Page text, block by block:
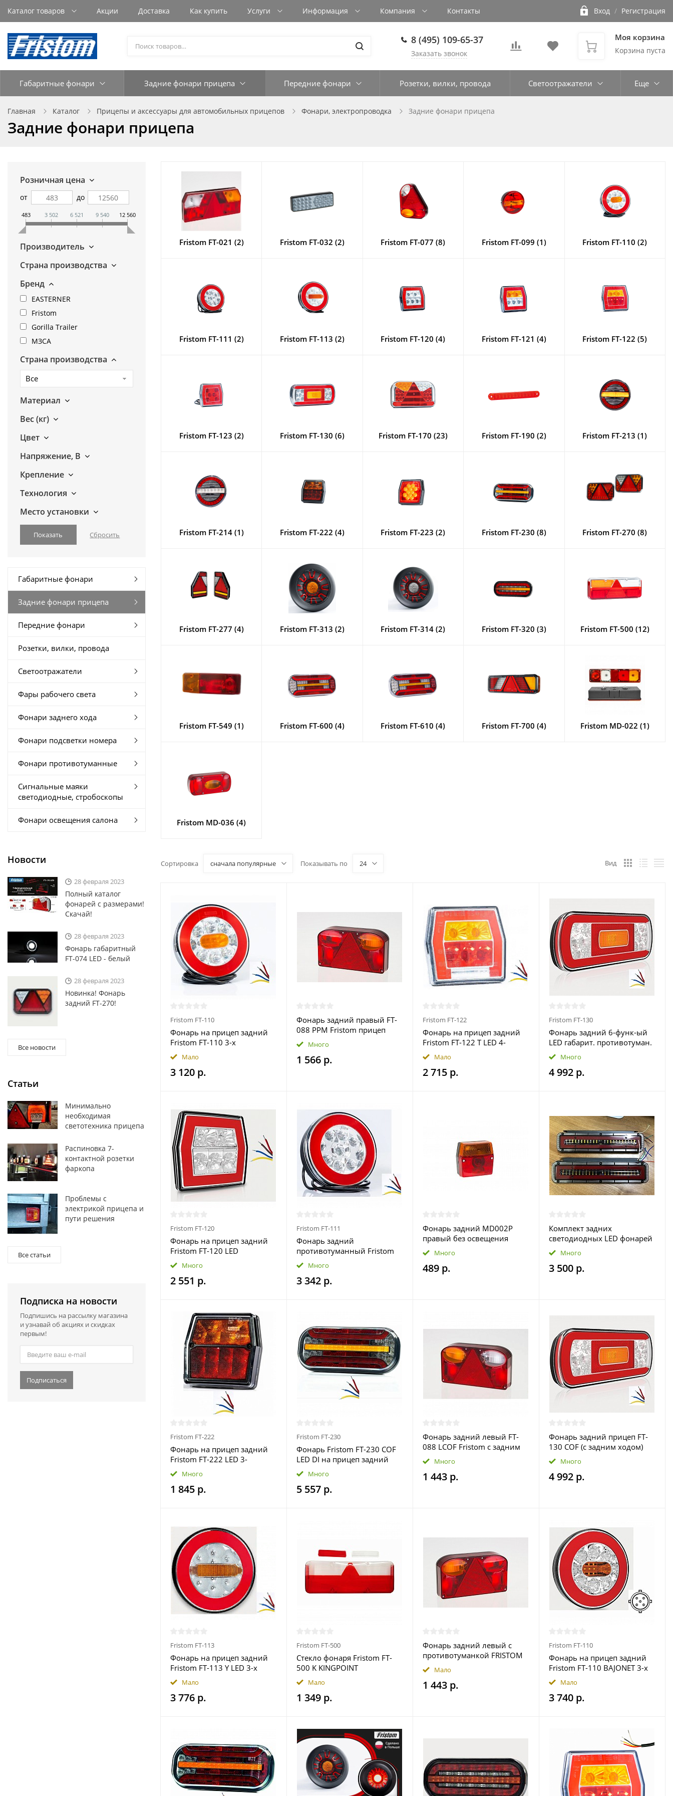
Каталог товаров Акции Доставка Как купить Услуги Информация Компания Контакты Вход / Регистрация
8 (495) 109-65-37
Заказать звонок
Моя корзина
Корзина пуста
Габаритные фонари Задние фонари прицепа Передние фонари Розетки, вилки, провода Светоотражатели Еще
Главная Каталог Прицепы и аксессуары для автомобильных прицепов Фонари, электропроводка Задние фонари прицепа
Задние фонари прицепа
Розничная цена
от до
483 3 502 6 521 9 540 12 560
Производитель
Страна производства
Бренд
EASTERNER
Fristom
Gorilla Trailer
МЗСА
Страна производства
Все
Материал
Вес (кг)
Цвет
Напряжение, В
Крепление
Технология
Место установки
Габаритные фонари
Задние фонари прицепа
Передние фонари
Розетки, вилки, провода
Светоотражатели
Фары рабочего света
Фонари заднего хода
Фонари подсветки номера
Фонари противотуманные
Сигнальные маяки
светодиодные, стробоскопы
Фонари освещения салона
Новости
28 февраля 2023
Полный каталог
фонарей с размерами!
Скачай!
28 февраля 2023
Фoнарь габаритный
FT-074 LED - белый
28 февраля 2023
Новинка! Фонарь
задний FT-270!
Все новости
Статьи
Минимально
необходимая
светотехника прицепа
Распиновка 7-
контактной розетки
фаркопа
Проблемы с
электрикой прицепа и
пути решения
Все статьи
Подписка на новости
Подпишись на рассылку магазина
и узнавай об акциях и скидках
первым!
Подписаться
Fristom FT-021 (2) Fristom FT-032 (2) Fristom FT-077 (8) Fristom FT-099 (1) Fristom FT-110 (2)
Fristom FT-111 (2) Fristom FT-113 (2) Fristom FT-120 (4) Fristom FT-121 (4) Fristom FT-122 (5)
Fristom FT-123 (2) Fristom FT-130 (6) Fristom FT-170 (23) Fristom FT-190 (2) Fristom FT-213 (1)
Fristom FT-214 (1) Fristom FT-222 (4) Fristom FT-223 (2) Fristom FT-230 (8) Fristom FT-270 (8)
Fristom FT-277 (4) Fristom FT-313 (2) Fristom FT-314 (2) Fristom FT-320 (3) Fristom FT-500 (12)
Fristom FT-549 (1) Fristom FT-600 (4) Fristom FT-610 (4) Fristom FT-700 (4) Fristom MD-022 (1)
Fristom MD-036 (4)
Сортировка сначала популярные Показывать по 24 Вид
Fristom FT-110
Фонарь на прицеп задний
Fristom FT-110 3-х
функциональный круглый с
проводом 1,0 м
Мало
3 120 р.
Фонарь задний правый FT-
088 PPM Fristom прицеп
Много
1 566 р.
Fristom FT-122
Фонарь на прицеп задний
Fristom FT-122 T LED 4-
функциональный
светодиодный
Мало
2 715 р.
Fristom FT-130
Фонарь задний 6-функ-ый
LED габарит. противотуман.
СТОП. поворот.с освещ.
номер. знака. провод 1 м /
FRISTOM
Много
4 992 р.
Fristom FT-120
Фонарь на прицеп задний
Fristom FT-120 LED
светодиодный провод
Много
2 551 р.
Fristom FT-111
Фонарь задний
противотуманный Fristom
FT-111 LED 2-х
функциональный с
габаритным огнем круглый
Много
3 342 р.
Фонарь задний MD002P
правый без освещения
номерного знака/ FRISTOM
Много
489 р.
Комплект задних
светодиодных LED фонарей
легкового прицепа (2 шт)
Много
3 500 р.
Fristom FT-222
Фонарь на прицеп задний
Fristom FT-222 LED 3-
функциональный
светодиодный Fristom
Много
1 845 р.
Fristom FT-230
Фонарь Fristom FT-230 COF
LED DI на прицеп задний
светодиодный (с задним
ходом)
Много
5 557 р.
Фонарь задний левый FT-
088 LCOF Fristom с задним
ходом LOHR
Много
1 443 р.
Фонарь задний прицеп FT-
130 COF (с задним ходом)
Fristom провод
Много
4 992 р.
Fristom FT-113
Фонарь на прицеп задний
Fristom FT-113 Y LED 3-х
функциональный круглый
Мало
3 776 р.
Fristom FT-500
Стекло фонаря Fristom FT-
500 K KINGPOINT
Мало
1 349 р.
Фонарь задний левый с
противотуманкой FRISTOM
FT088LPM прицеп Трейлер
Мало
1 443 р.
Fristom FT-110
Фонарь на прицеп задний
Fristom FT-110 BAJONET 3-х
функциональный круглый 5
PIN
Мало
3 740 р.